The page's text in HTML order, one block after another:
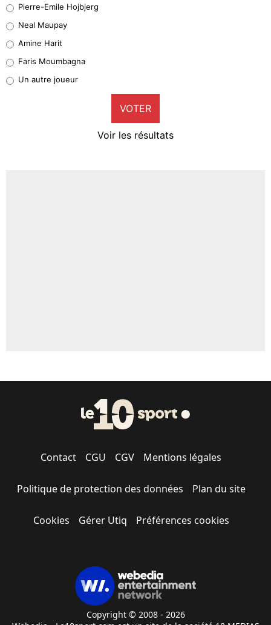
5%
1%
9%
Pierre-Emile Hojbjerg
Neal Maupay
Amine Harit
Faris Moumbagna
Un autre joueur
VOTER
Voir les résultats
Contact CGU CGV Mentions légales
Politique de protection des données Plan du site
Cookies Gérer Utiq Préférences cookies
Copyright © 2008 - 2026